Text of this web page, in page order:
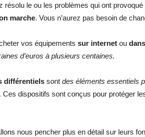
résolu le ou les problèmes qui ont
marche. Vous n’aurez pas besoin de
vos équipements sur internet ou
d’euros à plusieurs centaines.
différentiels sont des éléments essentiels
. Ces dispositifs sont conçus pour protéger
nous pencher plus en détail sur leurs